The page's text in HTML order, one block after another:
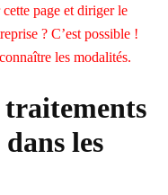
page et diriger le
? C’est possible !
les modalités.
traitements
les